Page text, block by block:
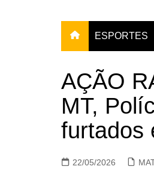
ESPORTES
AÇÃO
MT,
furtados
22/05/2026